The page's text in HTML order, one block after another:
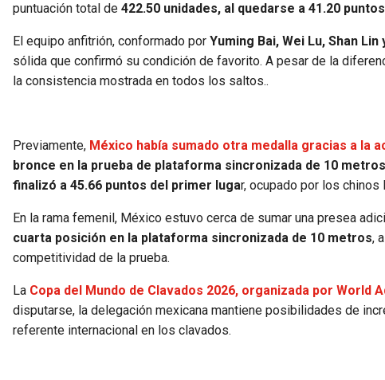
puntuación total de 422.50 unidades, al quedarse a 41.20
El equipo anfitrión, conformado por Yuming Bai, Wei Lu, Shan
sólida que confirmó su condición de favorito. A pesar de la
la consistencia mostrada en todos los saltos..
Previamente, México había sumado otra medalla gracias a la
bronce en la prueba de plataforma sincronizada de 10
finalizó a 45.66 puntos del primer lugar, ocupado por los chinos
En la rama femenil, México estuvo cerca de sumar una presea
cuarta posición en la plataforma sincronizada de 10 metros,
competitividad de la prueba.
La Copa del Mundo de Clavados 2026, organizada por World
disputarse, la delegación mexicana mantiene posibilidades de
referente internacional en los clavados.